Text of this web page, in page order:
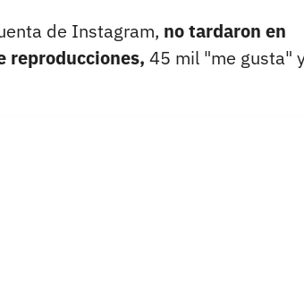
de Instagram, no tardaron en
reproducciones, 45 mil "me gusta"